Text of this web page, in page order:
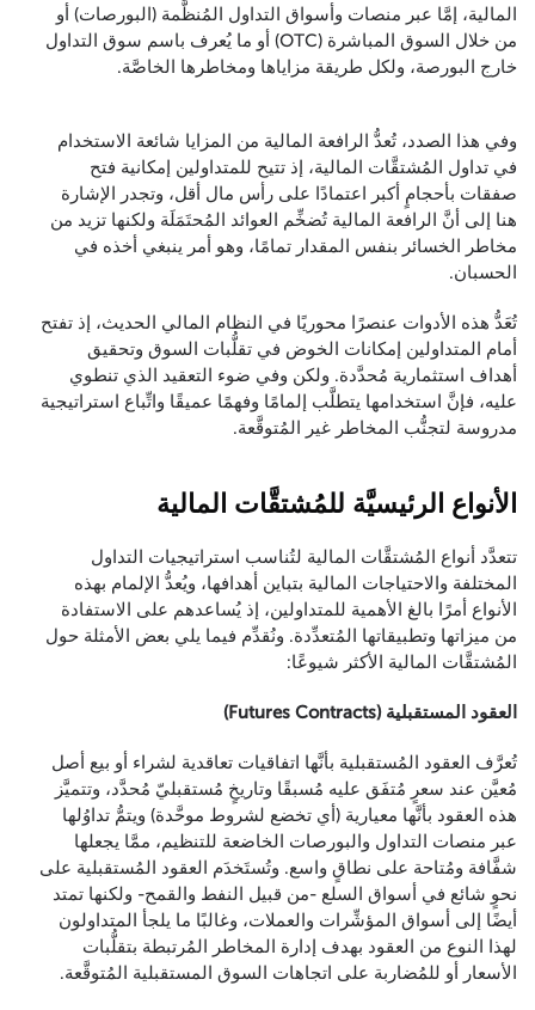
المالية، إمَّا عبر منصات وأسواق التداول المُنظَّمة (البورصات) أو
من خلال السوق المباشرة (OTC) أو ما يُعرف باسم سوق التداول
خارج البورصة، ولكل طريقة مزاياها ومخاطرها الخاصَّة.
وفي هذا الصدد، تُعدُّ الرافعة المالية من المزايا شائعة الاستخدام
في تداول المُشتقَّات المالية، إذ تتيح للمتداولين إمكانية فتح
صفقات بأحجامٍ أكبر اعتمادًا على رأس مال أقل، وتجدر الإشارة
هنا إلى أنَّ الرافعة المالية تُضخِّم العوائد المُحتَمَلَة ولكنها تزيد من
مخاطر الخسائر بنفس المقدار تمامًا، وهو أمر ينبغي أخذه في
الحسبان.
تُعَدُّ هذه الأدوات عنصرًا محوريًا في النظام المالي الحديث، إذ تفتح
أمام المتداولين إمكانات الخوض في تقلُّبات السوق وتحقيق
أهداف استثمارية مُحدَّدة. ولكن وفي ضوء التعقيد الذي تنطوي
عليه، فإنَّ استخدامها يتطلَّب إلمامًا وفهمًا عميقًا واتِّباع استراتيجية
مدروسة لتجنُّب المخاطر غير المُتوقَّعة.
الأنواع الرئيسيَّة للمُشتقَّات المالية
تتعدَّد أنواع المُشتقَّات المالية لتُناسب استراتيجيات التداول
المختلفة والاحتياجات المالية بتباين أهدافها، ويُعدُّ الإلمام بهذه
الأنواع أمرًا بالغ الأهمية للمتداولين، إذ يُساعدهم على الاستفادة
من ميزاتها وتطبيقاتها المُتعدِّدة. ونُقدِّم فيما يلي بعض الأمثلة حول
المُشتقَّات المالية الأكثر شيوعًا:
العقود المستقبلية (Futures Contracts)
تُعرَّف العقود المُستقبلية بأنَّها اتفاقيات تعاقدية لشراء أو بيع أصل
مُعيَّن عند سعرٍ مُتفَق عليه مُسبقًا وتاريخٍ مُستقبليّ مُحدَّد، وتتميَّز
هذه العقود بأنَّها معيارية (أي تخضع لشروط موحَّدة) ويتمُّ تداوُلها
عبر منصات التداول والبورصات الخاضعة للتنظيم، ممَّا يجعلها
شفَّافة ومُتاحة على نطاقٍ واسع. وتُستَخدَم العقود المُستقبلية على
نحوٍ شائع في أسواق السلع -من قبيل النفط والقمح- ولكنها تمتد
أيضًا إلى أسواق المؤشِّرات والعملات، وغالبًا ما يلجأ المتداولون
لهذا النوع من العقود بهدف إدارة المخاطر المُرتبطة بتقلُّبات
الأسعار أو للمُضاربة على اتجاهات السوق المستقبلية المُتوقَّعة.